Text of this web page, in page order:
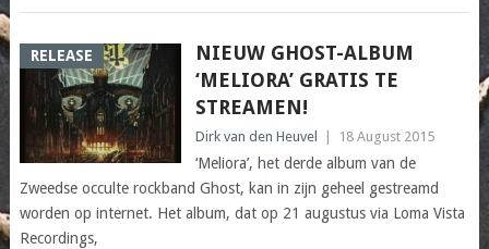
RELEASE
NIEUW GHOST-ALBUM
‘MELIORA’ GRATIS TE
STREAMEN!
Dirk van den Heuvel 18 August 2015
‘Meliora’, het derde album van de
Zweedse occulte rockband Ghost, kan in zijn geheel gestreamd
worden op internet. Het album, dat op 21 augustus via Loma Vista
Recordings,